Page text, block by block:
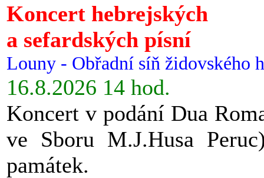
Koncert hebrejských
a sefardských písní
Louny - Obřadní síň židovského
16.8.2026 14 hod.
Koncert v podání Dua
ve Sboru M.J.Husa
památek.